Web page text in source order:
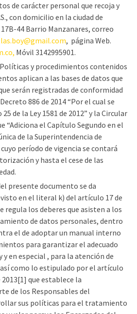
de carácter personal que recoja y
con domicilio en la ciudad de
44 Barrio Manzanares, correo
, página Web.
Móvil 3142995901.
Políticas y procedimientos contenidos
aplican a las bases de datos que
serán registradas de conformidad
886 de 2014 “Por el cual se
de la Ley 1581 de 2012” y la Circular
“Adiciona el Capítulo Segundo en el
de la Superintendencia de
período de vigencia se contará
y hasta el cese de las
presente documento se da
en el literal k) del artículo 17 de
regula los deberes que asisten a los
de datos personales, dentro
el de adoptar un manual interno
para garantizar el adecuado
en especial , para la atención de
como lo estipulado por el artículo
que establece la
de los Responsables del
sus políticas para el tratamiento